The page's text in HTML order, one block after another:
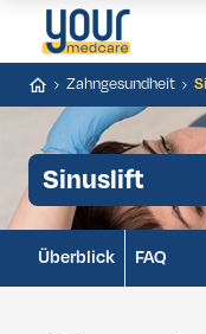
Zahngesundheit
Sinuslift
Überblick FAQ